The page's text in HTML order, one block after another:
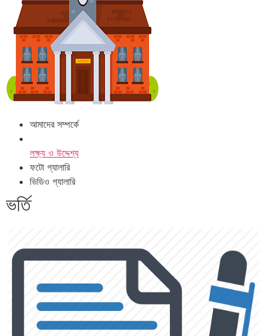
আমাদের সম্পর্কে
লক্ষ্য ও উদ্দেশ্য
ফটো গ্যালারি
ভিডিও গ্যালারি
ভর্তি